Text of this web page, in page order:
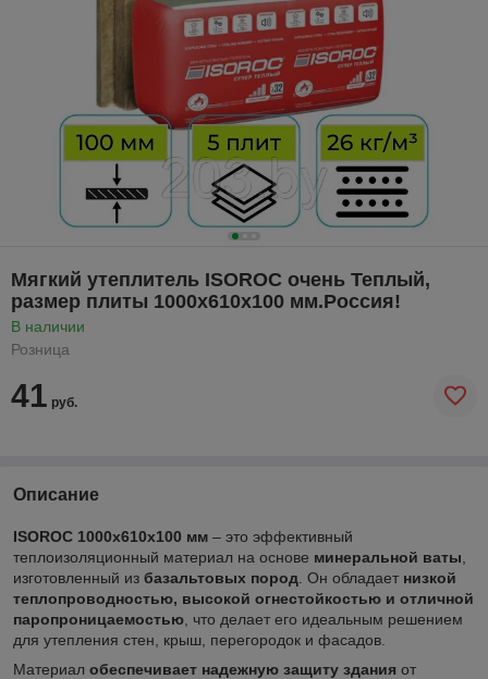
Мягкий утеплитель ISOROC очень Теплый,
размер плиты 1000х610х100 мм.Россия!
В наличии
Розница
41 руб.
Описание
ISOROC 1000х610х100 мм – это эффективный
теплоизоляционный материал на основе минеральной ваты
изготовленный из базальтовых пород . Он обладает низкой
теплопроводностью, высокой огнестойкостью и отличной
паропроницаемостью , что делает его идеальным решением
для утепления стен, крыш, перегородок и фасадов.
Материал обеспечивает надежную защиту здания от